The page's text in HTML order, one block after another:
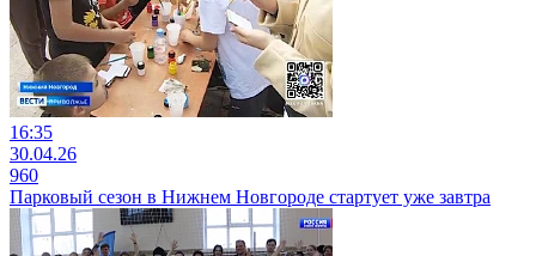
16:35
30.04.26
960
Парковый сезон в Нижнем Новгороде стартует уже завтра